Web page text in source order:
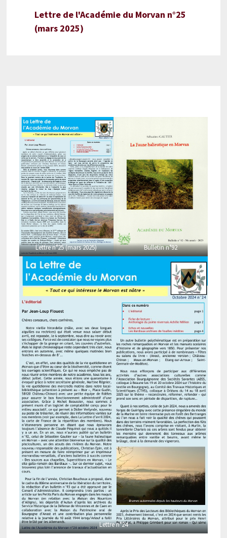
Lettre de l'Académie du Morvan n°25
(mars 2025)
Lettre n°25 (mars 2025) Bulletin n°92
Lettre n°24